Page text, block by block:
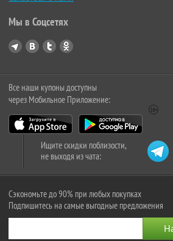
Мы в Соцсетях
Все наши купоны доступны
через Мобильное Приложение:
Ищите скидки поблизости,
не выходя из чата:
Сэкономьте до 90% при любых покупках
Подпишитесь на самые выгодные предложения